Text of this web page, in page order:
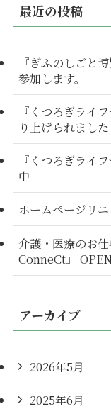
最近の投稿
『ぎふのしごと
参加します。
『くつろぎライ
り上げられました
『くつろぎライ
中
ホームページリ
介護・医療のお
ConneCt』 OPEN
アーカイブ
2026年5月
2025年6月